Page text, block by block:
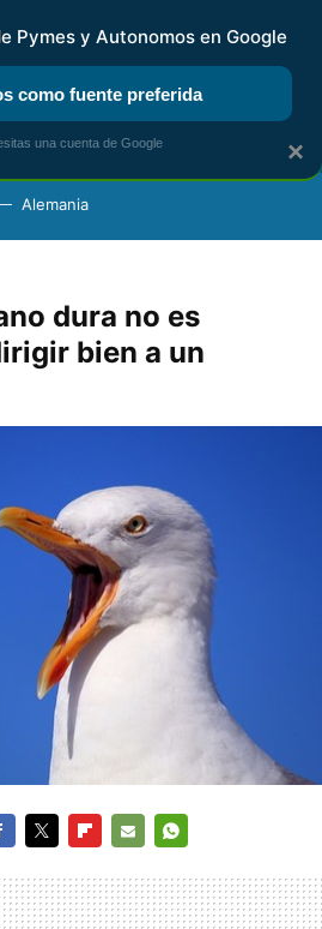
KIT DIGITAL RENTA
Alemania
dura no es
bien a un
MAIL
×
Pymes y Autonomos en Google
como fuente preferida
una cuenta de Google